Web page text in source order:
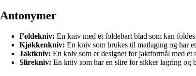
Antonymer
Foldekniv: En kniv med et foldebart blad som kan
Kjøkkenkniv: En kniv som brukes til matlaging og har
Jaktkniv: En kniv som er designet for jaktformål med et
Slirekniv: En kniv som har en slire for sikker lagring og